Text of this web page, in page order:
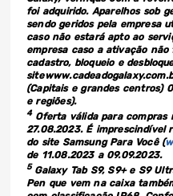
foi adquirido. Aparelhos sob
sendo geridos pela empresa
caso não estará apto ao
empresa caso a ativação não
cadastro, bloqueio e
site
(Capitais e grandes centros)
e regiões).
4Oferta válida para compras
27.08.2023. É imprescindível
do site Samsung Para Você (
de 11.08.2023 a 09.09.2023.
5Galaxy Tab S9, S9+ e S9
Pen que vem na caixa